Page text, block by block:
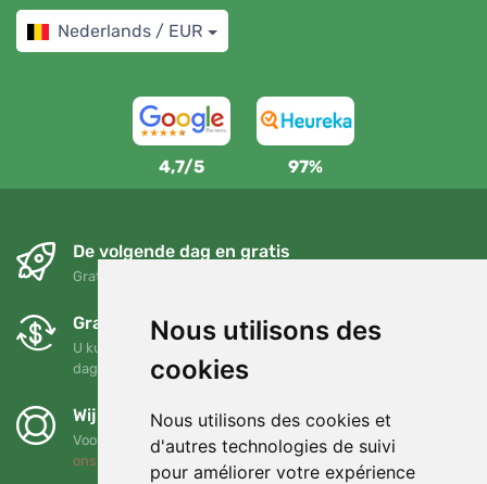
Nous utilisons des
cookies
Nous utilisons des cookies et
d'autres technologies de suivi
pour améliorer votre expérience
Nederlands / EUR
4,7/5 97%
De volgende dag en gratis
Gratis verzending voor bestellingen boven 95 EUR
Gratis ruilen en retourneren
U kunt uw bestelling op elk gewenst moment binnen 90
dagen retourneren of ruilen
Wij steunen Trees.org
Voor elke bestelling planten we een boom! Lees meer
ons